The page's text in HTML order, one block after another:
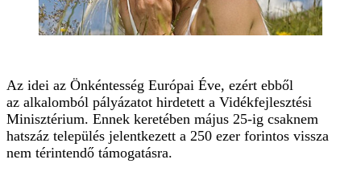
Az idei az Önkéntesség Európai Éve, ezért ebből
az alkalomból pályázatot hirdetett a Vidékfejlesztési
Minisztérium. Ennek keretében május 25-ig csaknem
hatszáz település jelentkezett a 250 ezer forintos vissza
nem térintendő támogatásra.